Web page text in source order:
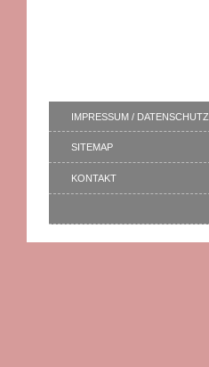
IMPRESSUM / DATENSCHUTZ
SITEMAP
KONTAKT